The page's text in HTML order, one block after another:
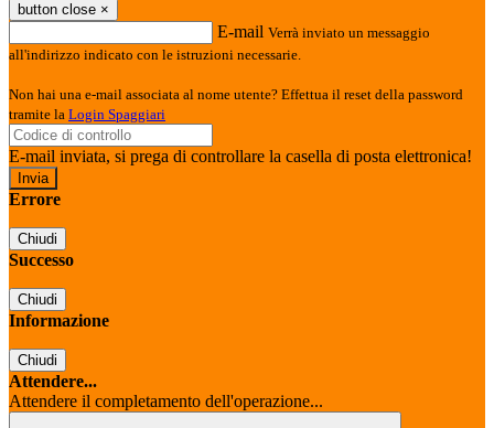
button close ×
E-mail Verrà inviato un messaggio
all'indirizzo indicato con le istruzioni necessarie.
Non hai una e-mail associata al nome utente? Effettua il reset della password
tramite la Login Spaggiari
E-mail inviata, si prega di controllare la casella di posta elettronica!
Errore
Chiudi
Successo
Chiudi
Informazione
Chiudi
Attendere...
Attendere il completamento dell'operazione...